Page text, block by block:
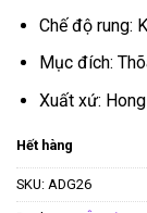
Chế độ rung:
Mục đích:
Xuất xứ:
Hết hàng
SKU: ADG26